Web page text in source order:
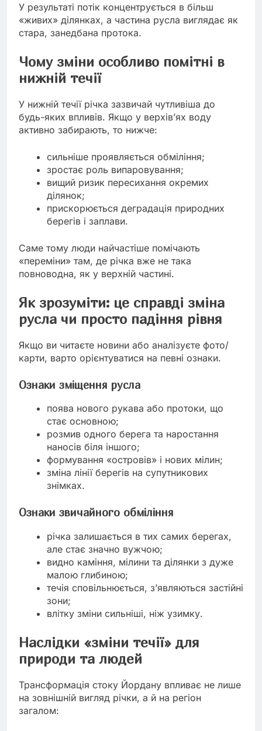
У результаті потік концентрується в більш
«живих» ділянках, а частина русла виглядає як
стара, занедбана протока.
Чому зміни особливо помітні в
нижній течії
У нижній течії річка зазвичай чутливіша до
будь-яких впливів. Якщо у верхів’ях воду
активно забирають, то нижче:
сильніше проявляється обміління;
зростає роль випаровування;
вищий ризик пересихання окремих
ділянок;
прискорюється деградація природних
берегів і заплави.
Саме тому люди найчастіше помічають
«переміни» там, де річка вже не така
повноводна, як у верхній частині.
Як зрозуміти: це справді зміна
русла чи просто падіння рівня
Якщо ви читаєте новини або аналізуєте фото/
карти, варто орієнтуватися на певні ознаки.
Ознаки зміщення русла
поява нового рукава або протоки, що
стає основною;
розмив одного берега та наростання
наносів біля іншого;
формування «островів» і нових мілин;
зміна лінії берегів на супутникових
знімках.
Ознаки звичайного обміління
річка залишається в тих самих берегах,
але стає значно вужчою;
видно каміння, мілини та ділянки з дуже
малою глибиною;
течія сповільнюється, з’являються застійні
зони;
влітку зміни сильніші, ніж узимку.
Наслідки «зміни течії» для
природи та людей
Трансформація стоку Йордану впливає не лише
на зовнішній вигляд річки, а й на регіон
загалом: